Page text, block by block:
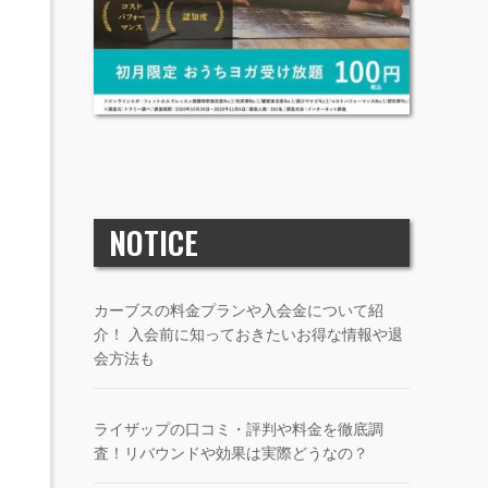
NOTICE
カーブスの料金プランや入会金について紹
介！ 入会前に知っておきたいお得な情報や退
会方法も
ライザップの口コミ・評判や料金を徹底調
査！リバウンドや効果は実際どうなの？